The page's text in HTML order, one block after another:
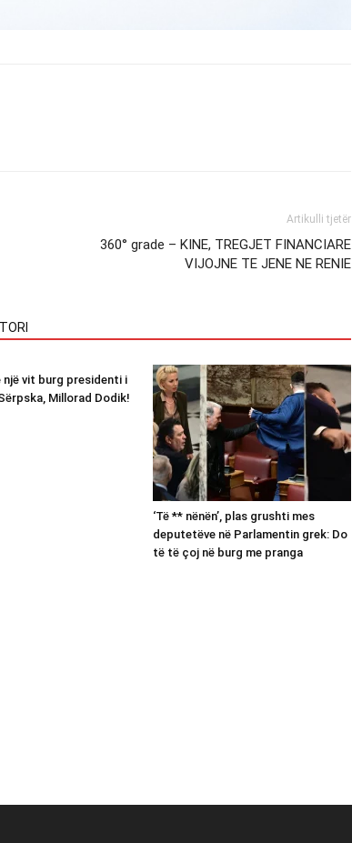
Artikulli tjetër
360° grade – KINE, TREGJET FINANCIARE
VIJOJNE TE JENE NE RENIE
një vit burg presidenti i
Millorad Dodik!
‘Të ** nënën’, plas grushti mes
deputetëve në Parlamentin grek: Do
të të çoj në burg me pranga